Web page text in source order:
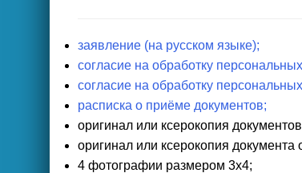
заявление (на русском языке);
согласие на обработку
согласие на обработку
расписка о приёме документов;
оригинал или ксерокопия
оригинал или ксерокопия
4 фотографии размером 3x4;